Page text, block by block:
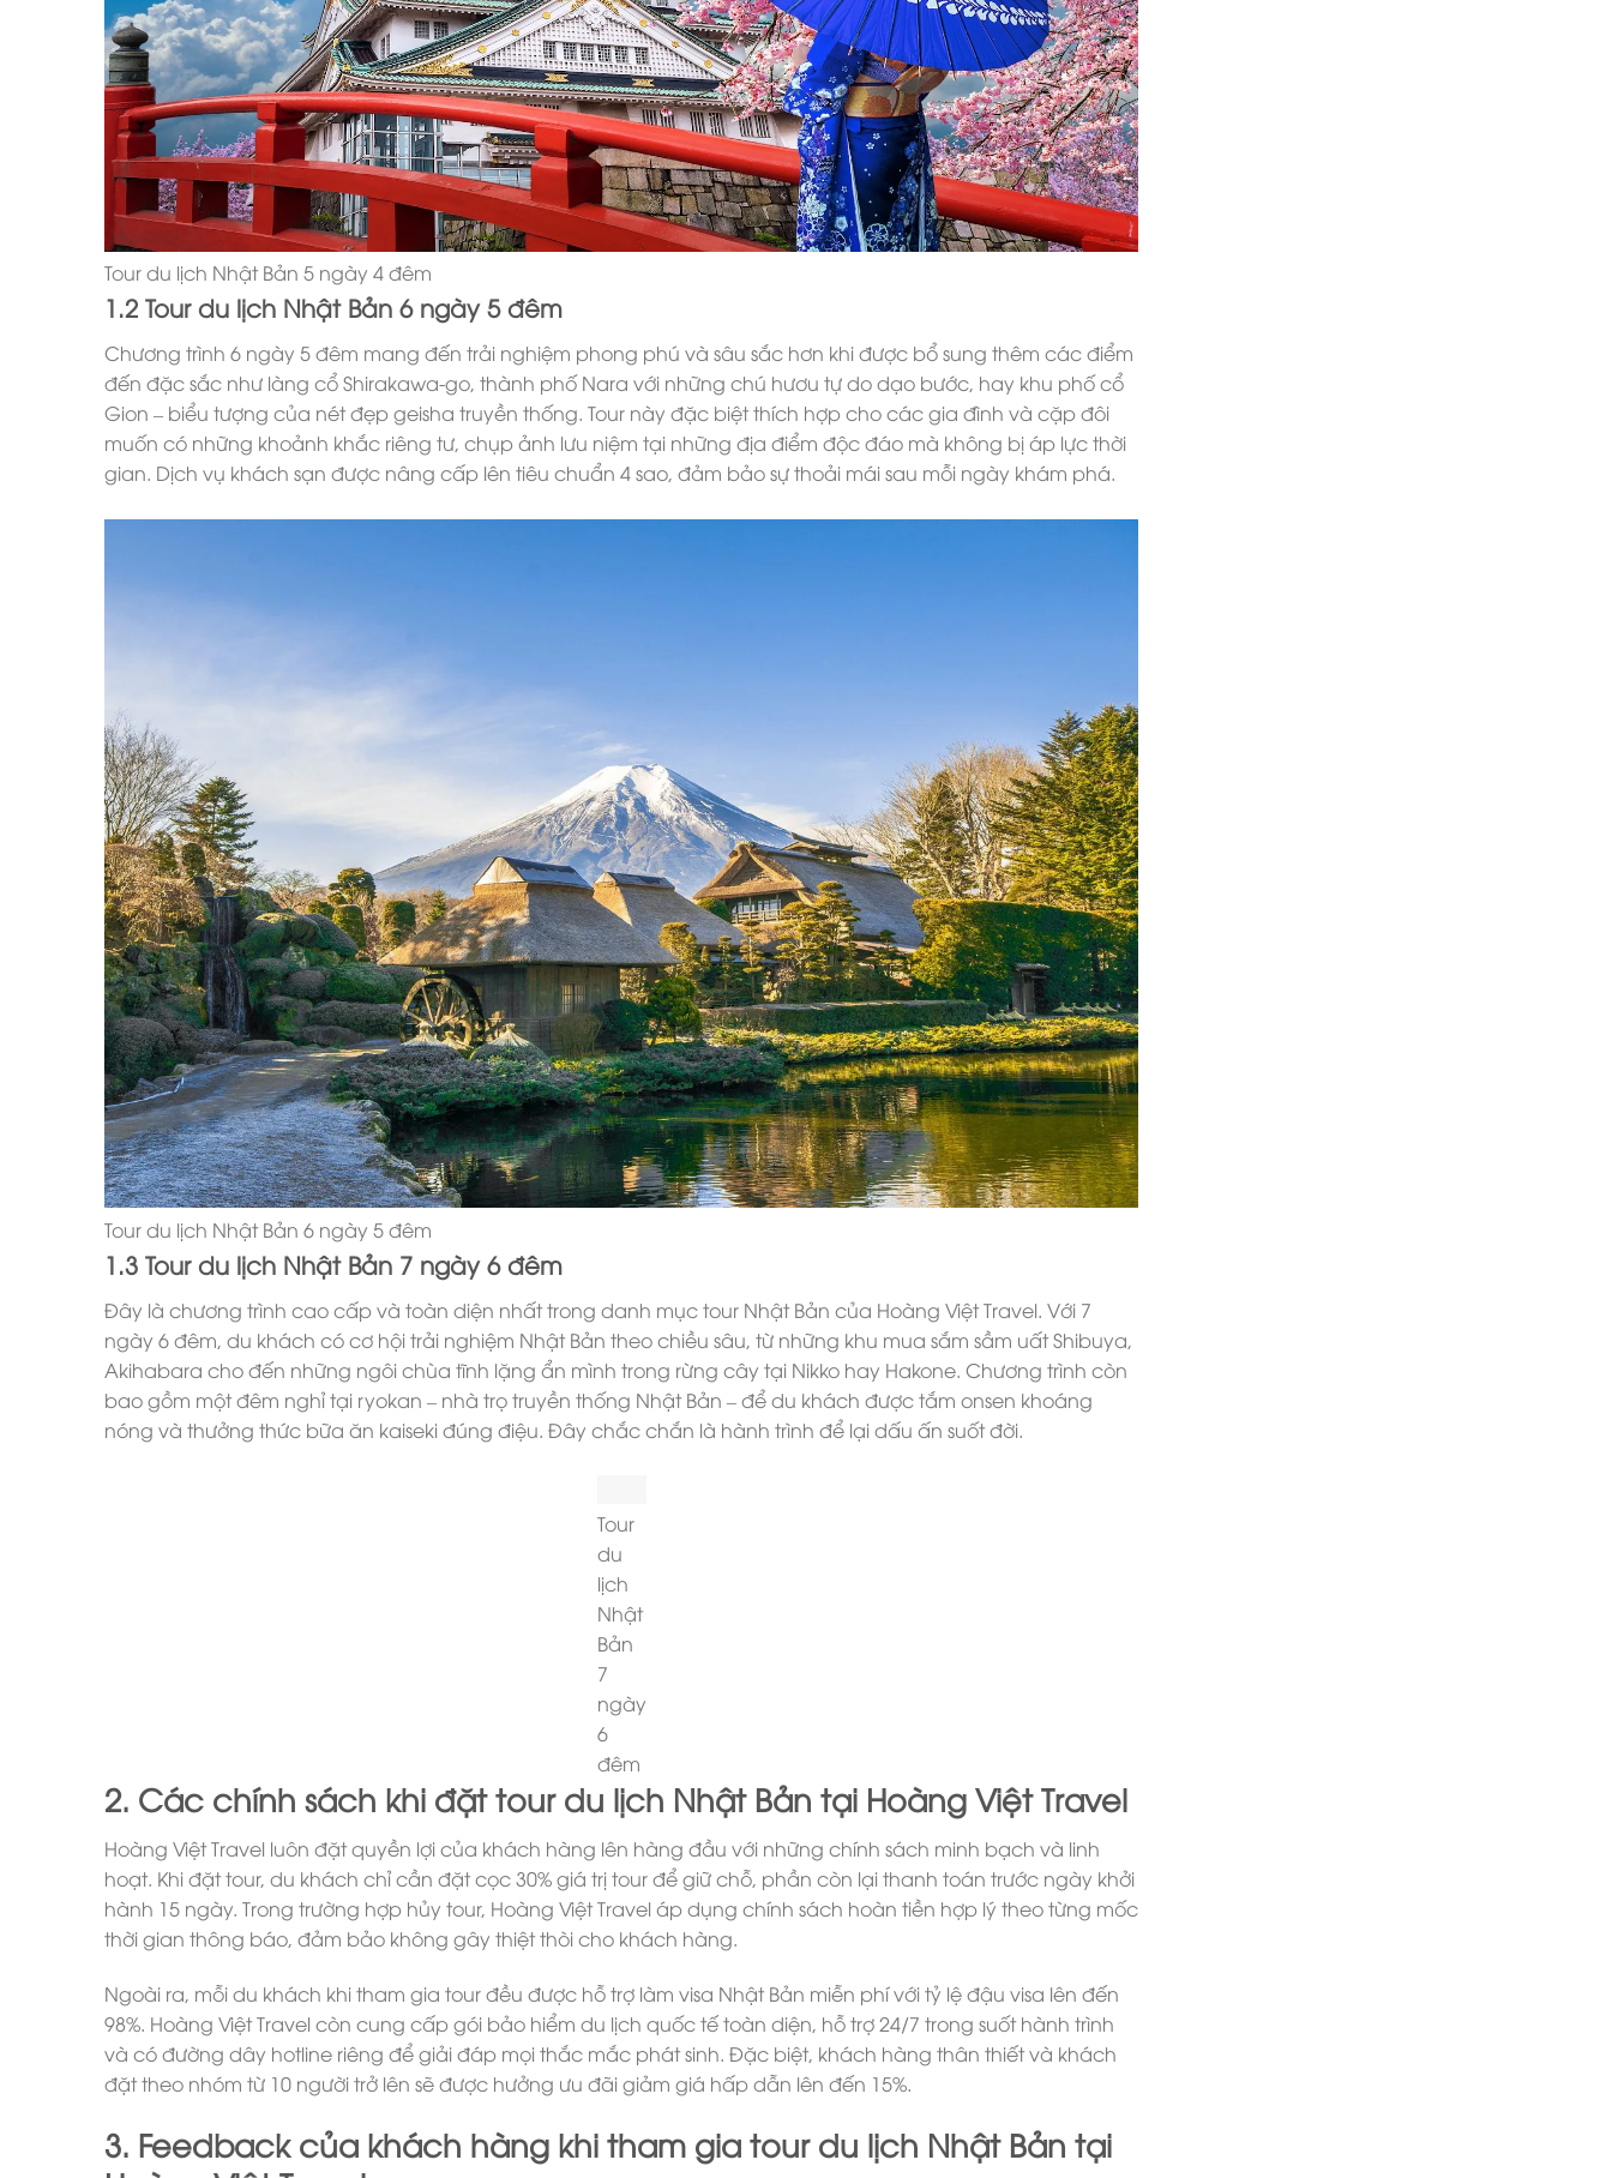
Tour du lịch Nhật Bản 5 ngày 4 đêm
1.2 Tour du lịch Nhật Bản 6 ngày 5 đêm
Chương trình 6 ngày 5 đêm mang đến trải nghiệm phong phú và sâu sắc hơn khi được bổ sung thêm các điểm
đến đặc sắc như làng cổ Shirakawa-go, thành phố Nara với những chú hươu tự do dạo bước, hay khu phố cổ
Gion – biểu tượng của nét đẹp geisha truyền thống. Tour này đặc biệt thích hợp cho các gia đình và cặp đôi
muốn có những khoảnh khắc riêng tư, chụp ảnh lưu niệm tại những địa điểm độc đáo mà không bị áp lực thời
gian. Dịch vụ khách sạn được nâng cấp lên tiêu chuẩn 4 sao, đảm bảo sự thoải mái sau mỗi ngày khám phá.
Tour du lịch Nhật Bản 6 ngày 5 đêm
1.3 Tour du lịch Nhật Bản 7 ngày 6 đêm
Đây là chương trình cao cấp và toàn diện nhất trong danh mục tour Nhật Bản của Hoàng Việt Travel. Với 7
ngày 6 đêm, du khách có cơ hội trải nghiệm Nhật Bản theo chiều sâu, từ những khu mua sắm sầm uất Shibuya,
Akihabara cho đến những ngôi chùa tĩnh lặng ẩn mình trong rừng cây tại Nikko hay Hakone. Chương trình còn
bao gồm một đêm nghỉ tại ryokan – nhà trọ truyền thống Nhật Bản – để du khách được tắm onsen khoáng
nóng và thưởng thức bữa ăn kaiseki đúng điệu. Đây chắc chắn là hành trình để lại dấu ấn suốt đời.
Tour du lịch Nhật Bản 7 ngày 6 đêm
2. Các chính sách khi đặt tour du lịch Nhật Bản tại Hoàng Việt Travel
Hoàng Việt Travel luôn đặt quyền lợi của khách hàng lên hàng đầu với những chính sách minh bạch và linh